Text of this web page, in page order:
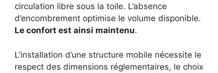
circulation libre sous la toile. L’absence
d’encombrement optimise le volume disponible.
Le confort est ainsi maintenu.
L’installation d’une structure mobile nécessite le
respect des dimensions réglementaires, le choix